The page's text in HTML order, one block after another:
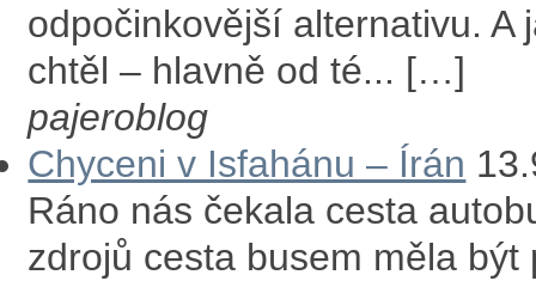
odpočinkovější alternativu. A
chtěl – hlavně od té... […]
pajeroblog
Chyceni v Isfahánu – Írán
Ráno nás čekala cesta
zdrojů cesta busem měla